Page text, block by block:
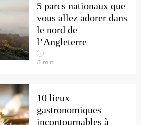
5 parcs nationaux que
vous allez adorer dans
le nord de
l’Angleterre
3 min
10 lieux
gastronomiques
incontournables à